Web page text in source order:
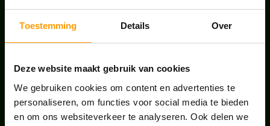
Toestemming Details Over
Deze website maakt gebruik van cookies
We gebruiken cookies om content en advertenties te
personaliseren, om functies voor social media te bieden
en om ons websiteverkeer te analyseren. Ook delen we
juli 28, 2026
SCHEFFLERA
ONS TEAM GROEIT VERDER